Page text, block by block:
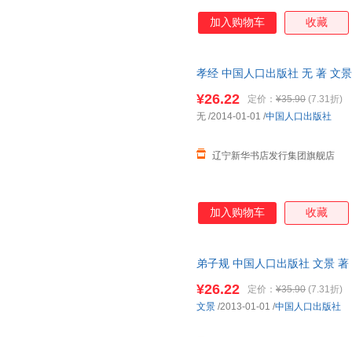
加入购物车 收藏
孝经 中国人口出版社 无 著 文
¥26.22 定价： ¥35.90 (7.31折)
辽宁新华书店发行集团旗舰店
无 /2014-01-01 /中国人口出版社
加入购物车 收藏
弟子规 中国人口出版社 文景
¥26.22 定价： ¥35.90 (7.31折)
文景 /2013-01-01 /中国人口出版社